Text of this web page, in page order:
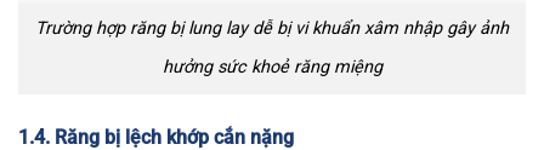
Trường hợp răng bị lung lay dễ bị vi khuẩn xâm nhập gây ảnh
hưởng sức khoẻ răng miệng
1.4. Răng bị lệch khớp cắn nặng